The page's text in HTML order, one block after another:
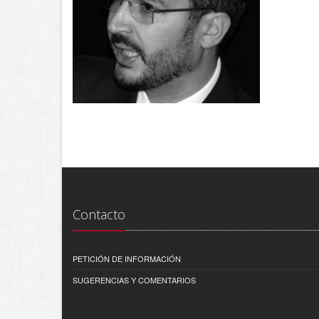
Contacto
PETICIÓN DE INFORMACIÓN
SUGERENCIAS Y COMENTARIOS